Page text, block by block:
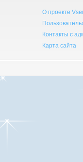
О проекте
Контакты с
Карта сайта